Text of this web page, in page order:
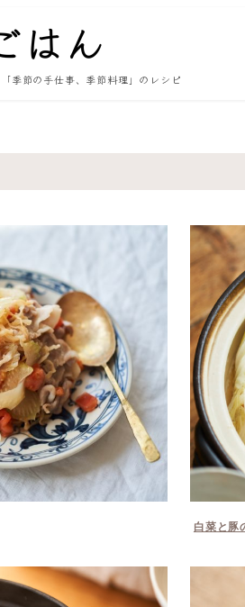
季節の手仕事、季節料理」のレシピ
白菜と豚